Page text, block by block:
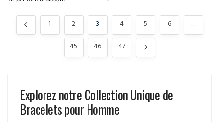
1 2 3 4 5 6
…
45
46 47
Explorez notre Collection Unique de
Bracelets pour Homme